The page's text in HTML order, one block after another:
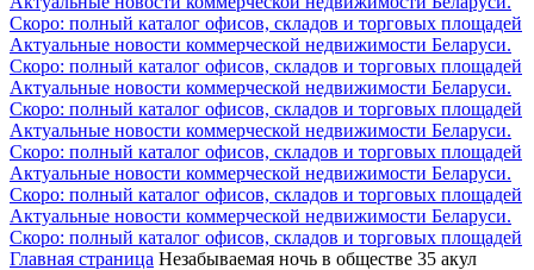
Скоро: полный каталог офисов, складов и торговых площадей
Актуальные новости коммерческой недвижимости Беларуси.
Скоро: полный каталог офисов, складов и торговых площадей
Актуальные новости коммерческой недвижимости Беларуси.
Скоро: полный каталог офисов, складов и торговых площадей
Актуальные новости коммерческой недвижимости Беларуси.
Скоро: полный каталог офисов, складов и торговых площадей
Актуальные новости коммерческой недвижимости Беларуси.
Скоро: полный каталог офисов, складов и торговых площадей
Актуальные новости коммерческой недвижимости Беларуси.
Скоро: полный каталог офисов, складов и торговых площадей
Главная страница Незабываемая ночь в обществе 35 акул